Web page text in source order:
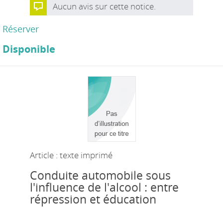
Aucun avis sur cette notice.
Réserver
Disponible
Article : texte imprimé
Conduite automobile sous
l'influence de l'alcool : entre
répression et éducation